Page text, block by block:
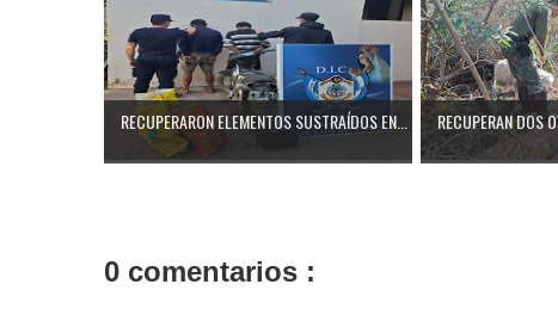
RECUPERARON ELEMENTOS SUSTRAÍDOS EN... RECUPERAN DOS
0 comentarios :